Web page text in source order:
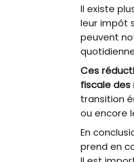
Il existe
leur impôt
peuvent
Ces
fiscale
transition
ou encore
En
prend en